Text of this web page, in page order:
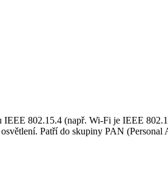
802.15.4 (např. Wi-Fi je IEEE
Patří do skupiny PAN